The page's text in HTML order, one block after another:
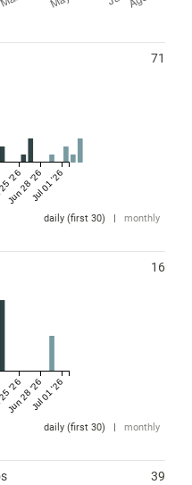
71
'26
Jun 28 '26Jul 01 '26
daily (first 30) monthly
16
'26
Jun 28 '26Jul 01 '26
daily (first 30) monthly
39